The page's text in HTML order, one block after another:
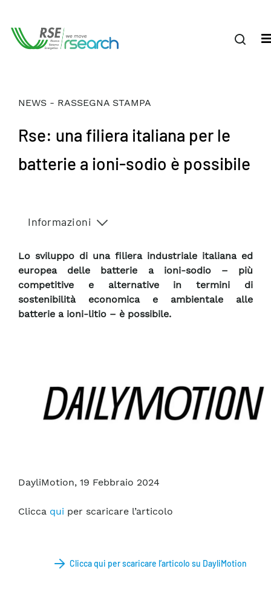
NEWS - RASSEGNA STAMPA
Rse: una filiera italiana per le
batterie a ioni-sodio è possibile
Informazioni
Lo sviluppo di una filiera industriale italiana ed
europea delle batterie a ioni-sodio – più
competitive e alternative in termini di
sostenibilità economica e ambientale alle
batterie a ioni-litio – è possibile.
DayliMotion, 19 Febbraio 2024
Clicca qui per scaricare l’articolo
Clicca qui per scaricare l’articolo su DayliMotion